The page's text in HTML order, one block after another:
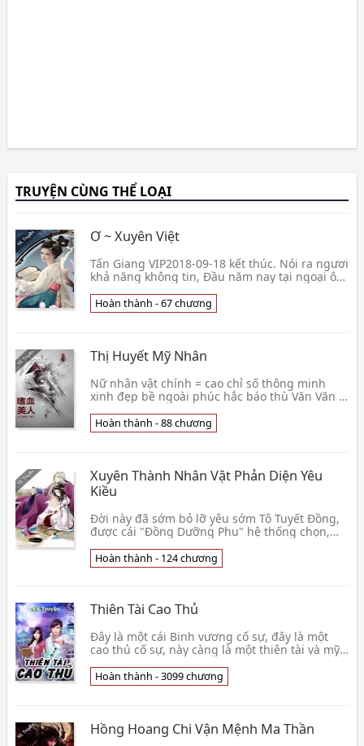
TRUYỆN CÙNG THỂ LOẠI
Ơ ~ Xuyên Việt
Tấn Giang VIP2018-09-18 kết thúc. Nói ra ngươi
khả năng không tin, Đầu năm nay tại ngoại ô
liền
Hoàn thành - 67 chương
Thị Huyết Mỹ Nhân
Nữ nhân vật chính = cao chỉ số thông minh
xinh đẹp bề ngoài phúc hắc báo thù Văn Văn =
Thông minh👦 Thập Nhị Cung Kỵ Sĩ
Hoàn thành - 88 chương
Xuyên Thành Nhân Vật Phản Diện Yêu
Kiều
Đời này đã sớm bỏ lỡ yêu sớm Tô Tuyết Đồng,
được cái "Đồng Dưỡng Phu" hệ thống chọn,
vạn, mỗi ngườ👦 Hậu Tử
Hoàn thành - 124 chương
Thiên Tài Cao Thủ
Đây là một cái Binh vương cố sự, đây là một
cao thủ cố sự, này càng là một thiên tài và mỹ
xướng👦 Nhất Khởi Thành Công
Hoàn thành - 3099 chương
Hồng Hoang Chi Vận Mệnh Ma Thần